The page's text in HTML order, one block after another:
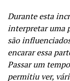
Durante esta
interpretar uma
são
encarar essa
Passar um
permitiu ver,